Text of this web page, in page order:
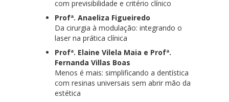
com previsibilidade e critério clínico
Profª. Anaeliza Figueiredo
Da cirurgia à modulação: integrando o
laser na prática clínica
Profª. Elaine Vilela Maia e Profª.
Fernanda Villas Boas
Menos é mais: simplificando a dentística
com resinas universais sem abrir mão da
estética